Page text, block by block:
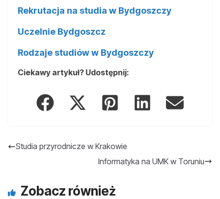
Rekrutacja na studia w Bydgoszczy
Uczelnie Bydgoszcz
Rodzaje studiów w Bydgoszczy
Ciekawy artykuł? Udostępnij:
Studia przyrodnicze w Krakowie
Informatyka na UMK w Toruniu
Zobacz również